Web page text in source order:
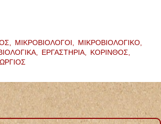
ΜΙΚΡΟΒΙΟΛΟΓΟΙ,
ΜΙΚΡΟΒΙΟΛΟΓΙΚΟ,
ΕΡΓΑΣΤΗΡΙΑ,
ΚΟΡΙΝΘΟΣ,